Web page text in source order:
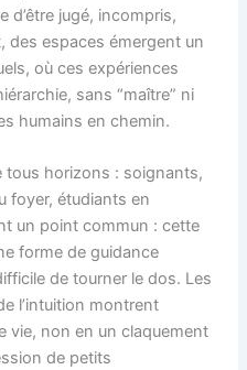
d’être jugé, incompris,
des espaces émergent un
où ces expériences
sans “maître” ni
humains en chemin.
tous horizons : soignants,
foyer, étudiants en
un point commun : cette
forme de guidance
de tourner le dos. Les
l’intuition montrent
vie, non en un claquement
de petits